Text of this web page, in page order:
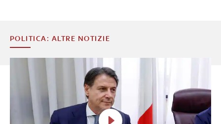
POLITICA: ALTRE NOTIZIE